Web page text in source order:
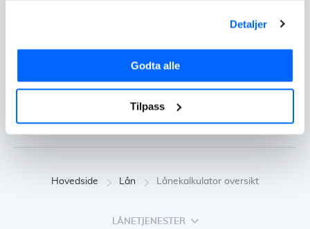
Detaljer
Godta alle
Tilpass
spare penger på din privatøkonomi.
Hovedside Lån Lånekalkulator oversikt
LÅNETJENESTER